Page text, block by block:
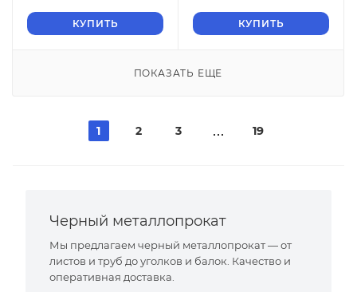
КУПИТЬ КУПИТЬ
ПОКАЗАТЬ ЕЩЕ
1 2 3 19
Черный металлопрокат
Мы предлагаем черный металлопрокат — от
листов и труб до уголков и балок. Качество и
оперативная доставка.